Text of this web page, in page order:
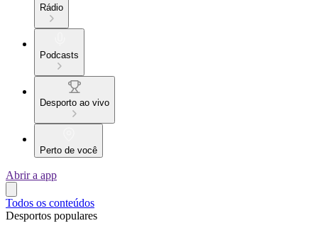
Rádio
Podcasts
Desporto ao vivo
Perto de você
Abrir a app
Todos os conteúdos
Desportos populares